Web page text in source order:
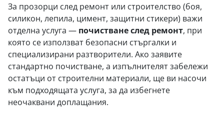
За прозорци след ремонт или строителство (боя,
силикон, лепила, цимент, защитни стикери) важи
отделна услуга — почистване след ремонт, при
която се използват безопасни стъргалки и
специализирани разтворители. Ако заявите
стандартно почистване, а изпълнителят забележи
остатъци от строителни материали, ще ви насочи
към подходящата услуга, за да избегнете
неочаквани доплащания.